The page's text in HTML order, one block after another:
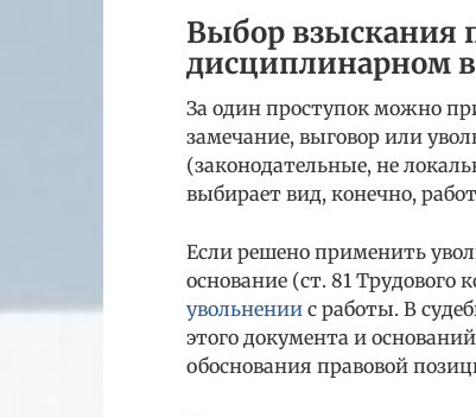
Выбор взыскания
дисциплинарном
За один проступок можно
замечание, выговор или
(законодательные, не
выбирает вид, конечно,
Если решено применить
основание (ст. 81 Трудового
увольнении с работы. В
этого документа и
обоснования правовой